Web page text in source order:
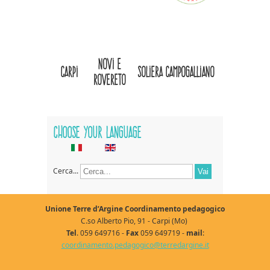
carpi
novi e
rovereto
soliera campogalliano
Choose your language
Cerca... Vai
Unione Terre d’Argine Coordinamento pedagogico
C.so Alberto Pio, 91 - Carpi (Mo)
Tel. 059 649716 - Fax059 649719 - mail:
coordinamento.pedagogico@terredargine.it